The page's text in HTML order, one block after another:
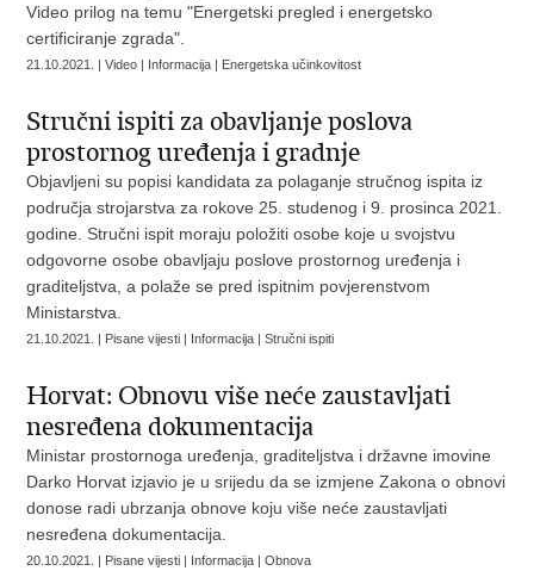
Video prilog na temu "Energetski pregled i energetsko
certificiranje zgrada".
21.10.2021. | Video | Informacija | Energetska učinkovitost
Stručni ispiti za obavljanje poslova
prostornog uređenja i gradnje
Objavljeni su popisi kandidata za polaganje stručnog ispita iz
područja strojarstva za rokove 25. studenog i 9. prosinca 2021.
godine. Stručni ispit moraju položiti osobe koje u svojstvu
odgovorne osobe obavljaju poslove prostornog uređenja i
graditeljstva, a polaže se pred ispitnim povjerenstvom
Ministarstva.
21.10.2021. | Pisane vijesti | Informacija | Stručni ispiti
Horvat: Obnovu više neće zaustavljati
nesređena dokumentacija
Ministar prostornoga uređenja, graditeljstva i državne imovine
Darko Horvat izjavio je u srijedu da se izmjene Zakona o obnovi
donose radi ubrzanja obnove koju više neće zaustavljati
nesređena dokumentacija.
20.10.2021. | Pisane vijesti | Informacija | Obnova